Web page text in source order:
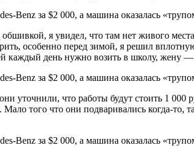
я увидел, что там нет живого
особенно перед зимой, я решил
каждый день нужно возить в школу, жену —
уточнили, что работы будут стоить 1 000
того что они подваривались когда-